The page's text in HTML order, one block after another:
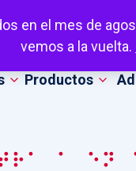
en el mes de
vemos a la vuelta.
Productos
A en